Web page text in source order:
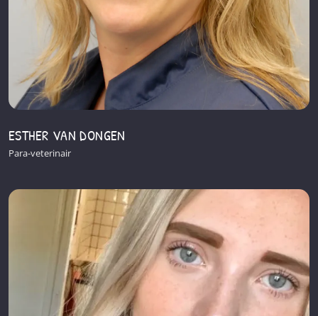
ESTHER VAN DONGEN
Para-veterinair